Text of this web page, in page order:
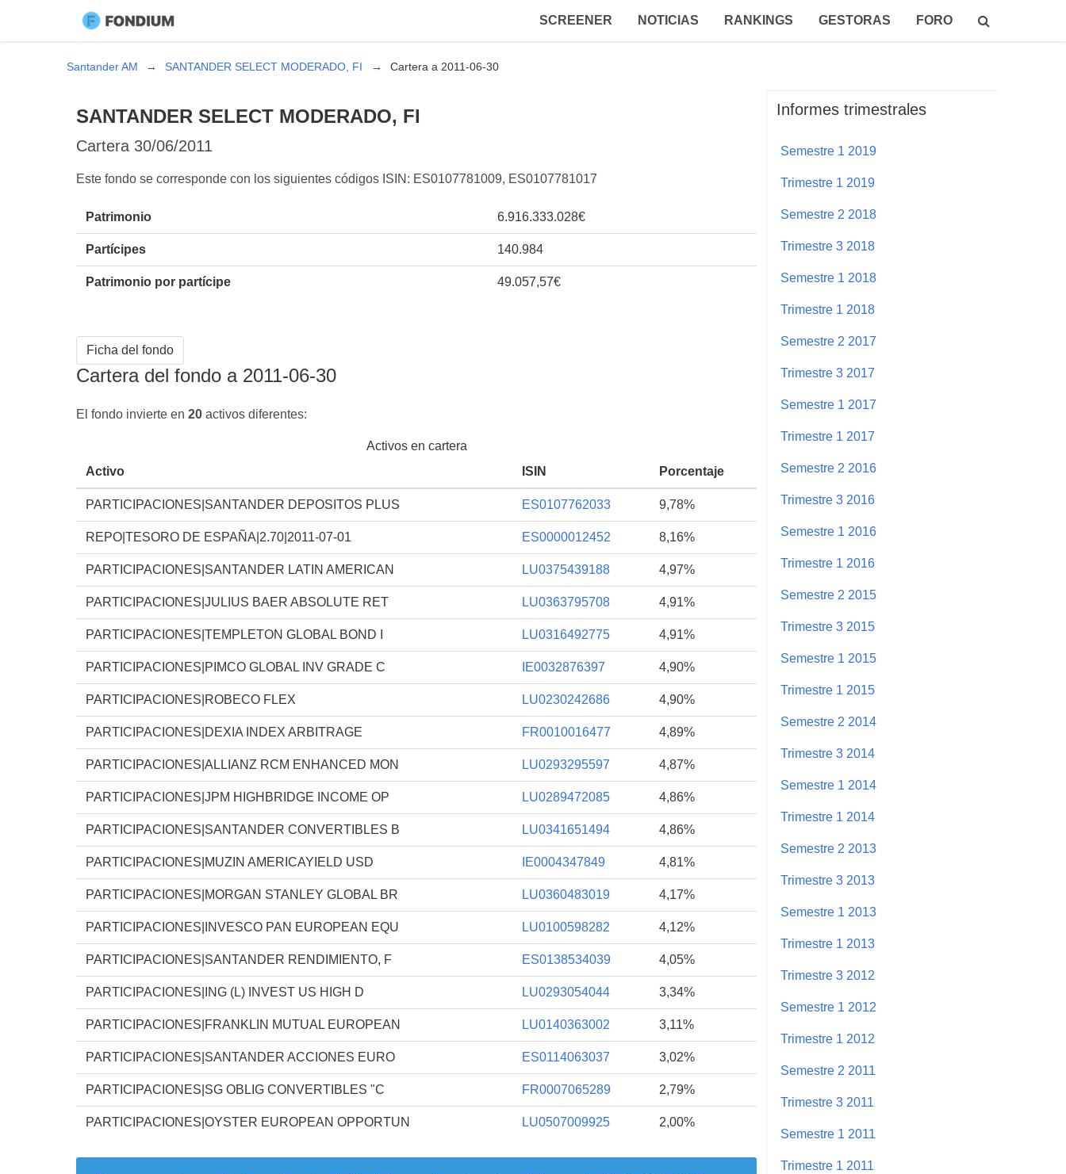
SCREENER NOTICIAS RANKINGS GESTORAS FORO
Santander AM SANTANDER SELECT MODERADO, FI Cartera a 2011-06-30
SANTANDER SELECT MODERADO, FI
Cartera 30/06/2011
Este fondo se corresponde con los siguientes códigos ISIN: ES0107781009, ES0107781017
Patrimonio 6.916.333.028€
Partícipes 140.984
Patrimonio por partícipe 49.057,57€
Ficha del fondo
Cartera del fondo a 2011-06-30
El fondo invierte en 20 activos diferentes:
Activos en cartera
Activo
ISIN Porcentaje
PARTICIPACIONES|SANTANDER DEPOSITOS PLUS ES0107762033 9,78%
REPO|TESORO DE ESPAÑA|2.70|2011-07-01 ES0000012452 8,16%
PARTICIPACIONES|SANTANDER LATIN AMERICAN LU0375439188 4,97%
PARTICIPACIONES|JULIUS BAER ABSOLUTE RET LU0363795708 4,91%
PARTICIPACIONES|TEMPLETON GLOBAL BOND I LU0316492775 4,91%
PARTICIPACIONES|PIMCO GLOBAL INV GRADE C IE0032876397 4,90%
PARTICIPACIONES|ROBECO FLEX LU0230242686 4,90%
PARTICIPACIONES|DEXIA INDEX ARBITRAGE FR0010016477 4,89%
PARTICIPACIONES|ALLIANZ RCM ENHANCED MON LU0293295597 4,87%
PARTICIPACIONES|JPM HIGHBRIDGE INCOME OP LU0289472085 4,86%
PARTICIPACIONES|SANTANDER CONVERTIBLES B LU0341651494 4,86%
PARTICIPACIONES|MUZIN AMERICAYIELD USD IE0004347849 4,81%
PARTICIPACIONES|MORGAN STANLEY GLOBAL BR LU0360483019 4,17%
PARTICIPACIONES|INVESCO PAN EUROPEAN EQU LU0100598282 4,12%
PARTICIPACIONES|SANTANDER RENDIMIENTO, F ES0138534039 4,05%
PARTICIPACIONES|ING (L) INVEST US HIGH D LU0293054044 3,34%
PARTICIPACIONES|FRANKLIN MUTUAL EUROPEAN LU0140363002 3,11%
PARTICIPACIONES|SANTANDER ACCIONES EURO ES0114063037 3,02%
PARTICIPACIONES|SG OBLIG CONVERTIBLES "C FR0007065289 2,79%
PARTICIPACIONES|OYSTER EUROPEAN OPPORTUN LU0507009925 2,00%
Informes trimestrales
Semestre 1 2019
Trimestre 1 2019
Semestre 2 2018
Trimestre 3 2018
Semestre 1 2018
Trimestre 1 2018
Semestre 2 2017
Trimestre 3 2017
Semestre 1 2017
Trimestre 1 2017
Semestre 2 2016
Trimestre 3 2016
Semestre 1 2016
Trimestre 1 2016
Semestre 2 2015
Trimestre 3 2015
Semestre 1 2015
Trimestre 1 2015
Semestre 2 2014
Trimestre 3 2014
Semestre 1 2014
Trimestre 1 2014
Semestre 2 2013
Trimestre 3 2013
Semestre 1 2013
Trimestre 1 2013
Trimestre 3 2012
Semestre 1 2012
Trimestre 1 2012
Semestre 2 2011
Trimestre 3 2011
Semestre 1 2011
Trimestre 1 2011